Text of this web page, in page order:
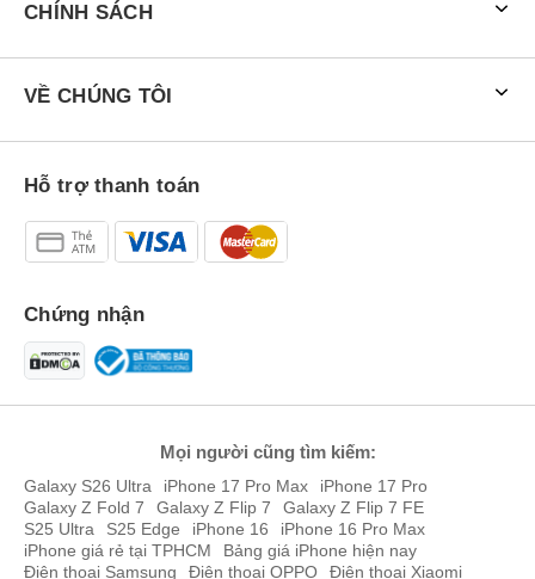
nhẹ hơn và làm người dùng cảm thấy thoải mái hơn khi cầm nắm.
Cạnh viên máy cao cấp sang trọng.
So với các điện thoại hiện nay, iPhone 14 Plus cũ vẫn giữ được
phong cách thiết kế đặc trưng của Apple, nhưng không có nhiều
thay đổi đột phá. Tuy nhiên, tổng thể thiết kế của chiếc điện thoại
CHÍNH SÁCH
VỀ CHÚNG TÔI
Hỗ trợ thanh toán
Chứng nhận
Mọi người cũng tìm kiếm:
Galaxy S26 Ultra iPhone 17 Pro Max
iPhone 17 Pro
Galaxy Z Fold 7
Galaxy Z Flip 7
Galaxy Z Flip 7 FE
S25 Ultra
S25 Edge iPhone 16
iPhone 16 Pro Max
iPhone giá rẻ tại TPHCM
Bảng giá iPhone hiện nay
Điện thoại Samsung
Điện thoại OPPO Điện thoại Xiaomi